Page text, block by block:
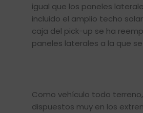
igual que los paneles
incluido el amplio techo
caja del pick-up se ha
paneles laterales a la que
Como vehículo todo
dispuestos muy en los